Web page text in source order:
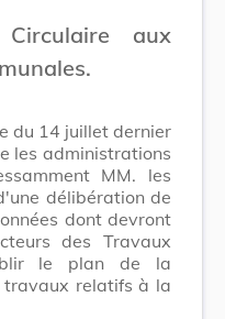
aux
du 14 juillet dernier
les administrations
MM. les
délibération de
dont devront
des Travaux
le plan de la
travaux relatifs à la